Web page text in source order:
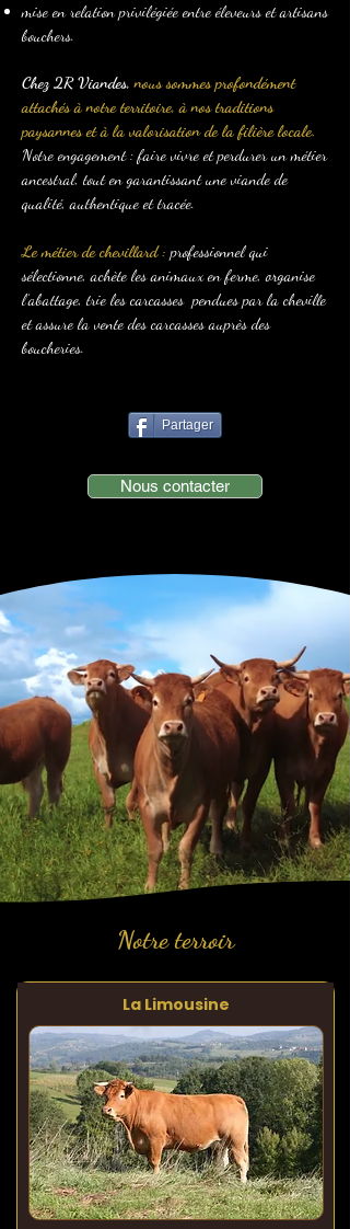
mise en relation privilégiée entre éleveurs et artisans
bouchers.
Chez 2R Viandes,nous sommes profondément
attachés à notre territoire, à nos traditions
paysannes et à la valorisation de la filière locale.
Notre engagement : faire vivre et perdurer un métier
ancestral, tout en garantissant une viande de
qualité, authentique et tracée.
Le métier de chevillard : professionnel qui
sélectionne, achète les animaux en ferme, organise
l’abattage, trie les carcasses pendues par la cheville
et assure la vente des carcasses auprès des
boucheries.
Partager
Nous contacter
Notre terroir
La Limousine